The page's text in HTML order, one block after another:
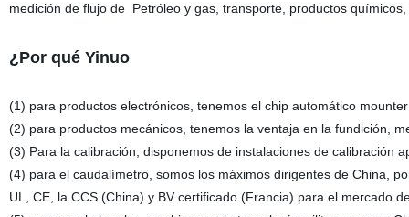
medición de flujo de Petróleo y gas, transporte, productos
¿Por qué Yinuo
(1) para productos electrónicos, tenemos el chip automático
(2) para productos mecánicos, tenemos la ventaja en la fundición,
(3) Para la calibración, disponemos de instalaciones de calibración
(4) para el caudalímetro, somos los máximos dirigentes de China,
UL, CE, la CCS (China) y BV certificado (Francia) para el mercado